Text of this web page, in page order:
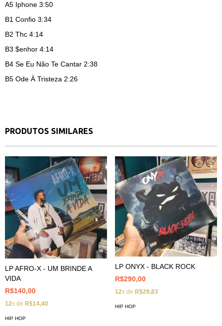
A5 Iphone 3:50
B1 Confio 3:34
B2 Thc 4:14
B3 $enhor 4:14
B4 Se Eu Não Te Cantar 2:38
B5 Ode À Tristeza 2:26
PRODUTOS SIMILARES
LP AFRO-X - UM BRINDE A
VIDA
R$140,00
12x de R$14,40
HIP HOP
LP ONYX - BLACK ROCK
R$290,00
12x de R$29,83
HIP HOP